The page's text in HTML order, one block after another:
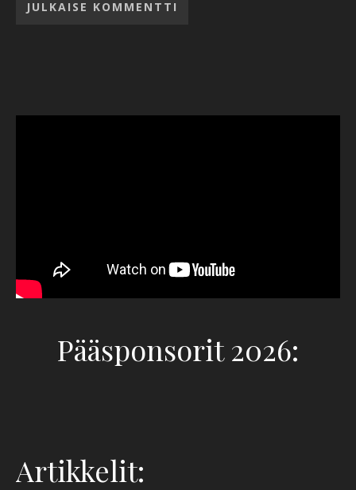
Pääsponsorit 2026:
Artikkelit: